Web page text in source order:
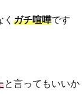
ガチ喧嘩です
と言ってもいいか